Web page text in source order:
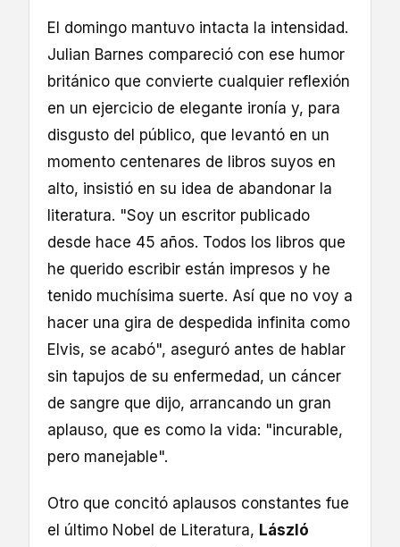
El domingo mantuvo intacta la intensidad.
Julian Barnes compareció con ese humor
británico que convierte cualquier reflexión
en un ejercicio de elegante ironía y, para
disgusto del público, que levantó en un
momento centenares de libros suyos en
alto, insistió en su idea de abandonar la
literatura. "Soy un escritor publicado
desde hace 45 años. Todos los libros que
he querido escribir están impresos y he
tenido muchísima suerte. Así que no voy a
hacer una gira de despedida infinita como
Elvis, se acabó", aseguró antes de hablar
sin tapujos de su enfermedad, un cáncer
de sangre que dijo, arrancando un gran
aplauso, que es como la vida: "incurable,
pero manejable".
Otro que concitó aplausos constantes fue
el último Nobel de Literatura, László